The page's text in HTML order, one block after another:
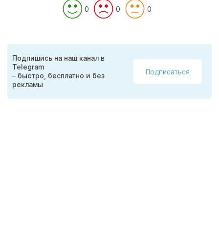
0 0 0
Подпишись на наш канал в
Telegram
– быстро, бесплатно и без
рекламы
Подписаться